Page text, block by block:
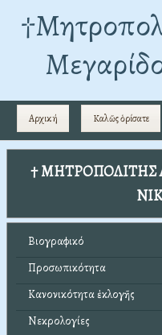
Αρχική Καλῶς ὁρίσατε
† ΜΗΤΡΟΠΟΛΙΤΗΣ
Βιογραφικό
Προσωπικότητα
Κανονικότητα ἐκλογῆς
Νεκρολογίες